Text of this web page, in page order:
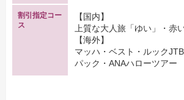
割引指定コー
ス
【国内】
上質な大人旅「ゆい」・赤
【海外】
マッハ・ベスト・ルック
パック・ANAハローツアー